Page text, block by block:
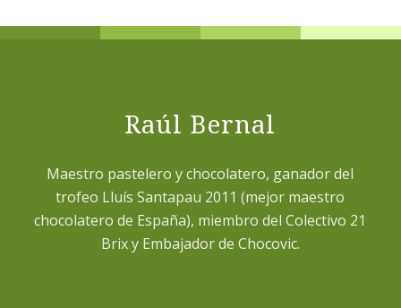
Raúl Bernal
Maestro pastelero y chocolatero, ganador del
trofeo Lluís Santapau 2011 (mejor maestro
chocolatero de España), miembro del Colectivo 21
Brix y Embajador de Chocovic.